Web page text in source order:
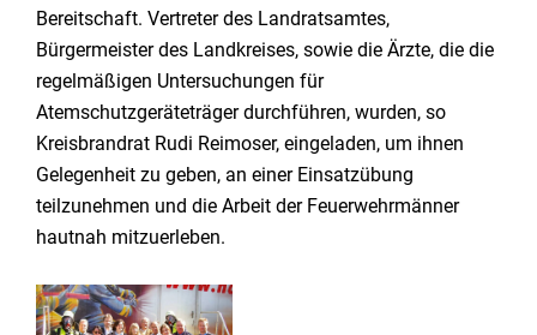
Bereitschaft. Vertreter des Landratsamtes,
Bürgermeister des Landkreises, sowie die Ärzte, die die
regelmäßigen Untersuchungen für
Atemschutzgeräteträger durchführen, wurden, so
Kreisbrandrat Rudi Reimoser, eingeladen, um ihnen
Gelegenheit zu geben, an einer Einsatzübung
teilzunehmen und die Arbeit der Feuerwehrmänner
hautnah mitzuerleben.